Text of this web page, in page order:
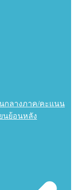
กลางภาค/คะแนน
นย้อนหลัง